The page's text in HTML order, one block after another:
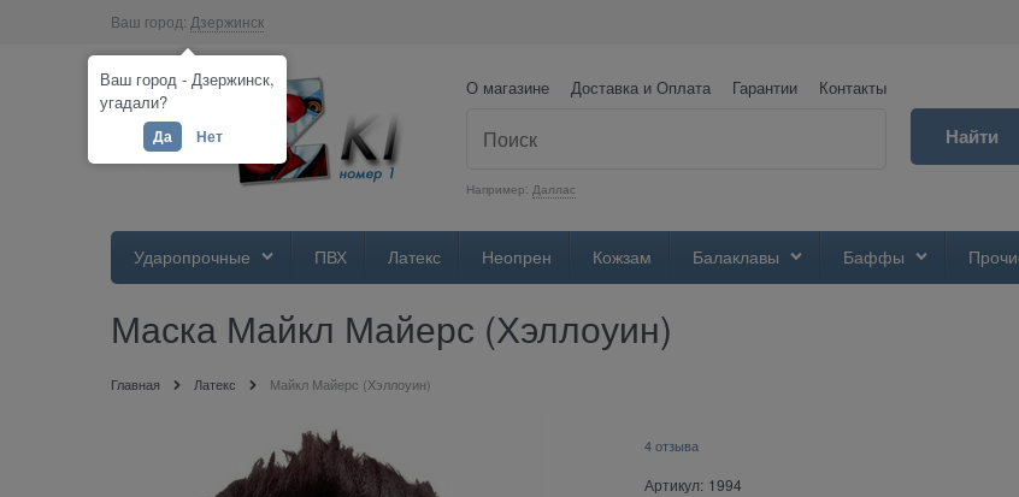
Ваш город: Дзержинск
О магазине Доставка и Оплата Гарантии Контакты
Например: Даллас
Найти
Ударопрочные ПВХ Латекс Неопрен Кожзам Балаклавы Баффы
Маска Майкл Майерс (Хэллоуин)
Главная Латекс Майкл Майерс (Хэллоуин)
4 отзыва
Артикул: 1994
Ваш город - Дзержинск,
угадали?
Да Нет